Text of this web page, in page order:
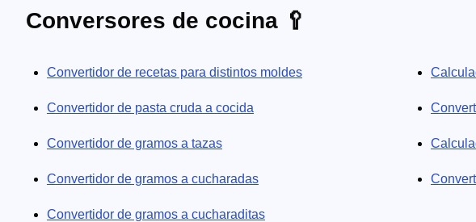
panqueques. Y si eres un fanático de los licores caseros, pásate por la
tienes la graduación alcohólica perfecta. Si estás celebrando una fiesta con
Conversores de cocina 🥄
Convertidor de recetas para distintos moldes
Convertidor de pasta cruda a cocida
Convertidor de gramos a tazas
Convertidor de gramos a cucharadas
Convertidor de gramos a cucharaditas